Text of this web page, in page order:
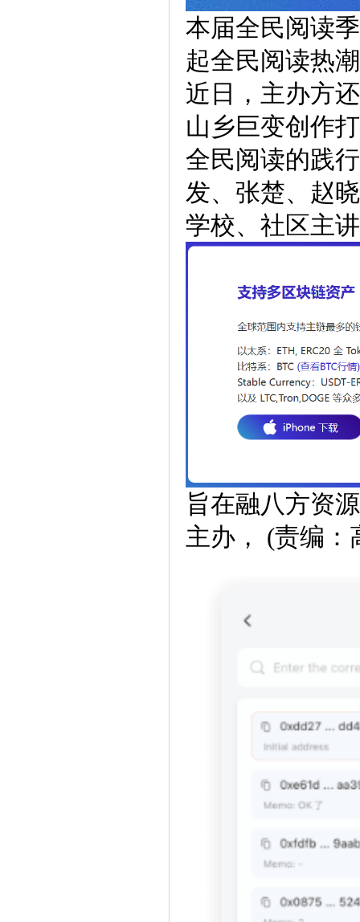
本届全民阅读
起全民阅读热
近日，主办方
山乡巨变创作
全民阅读的践
发、张楚、赵
学校、社区主
旨在融八方资
主办， (责编：